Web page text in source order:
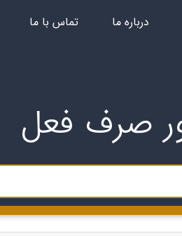
درباره ما تماس با ما
صرف فعل